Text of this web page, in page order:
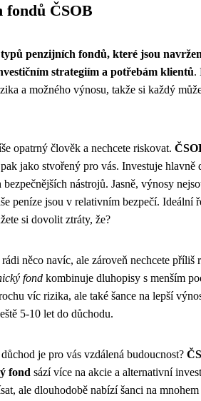
fondů ČSOB
penzijních fondů, které jsou
strategiím a potřebám klientů.
a možného výnosu, takže si každý
opatrný člověk a nechcete riskovat.
jako stvořený pro vás. Investuje hlavně
nástrojů. Jasně, výnosy
peníze jsou v relativním bezpečí. Ideální
si dovolit ztráty, že?
něco navíc, ale zároveň nechcete příliš
fond kombinuje dluhopisy s menším
víc rizika, ale také šance na lepší
5-10 let do důchodu.
je pro vás vzdálená budoucnost?
fond sází více na akcie a alternativní
ale dlouhodobě nabízí šanci na